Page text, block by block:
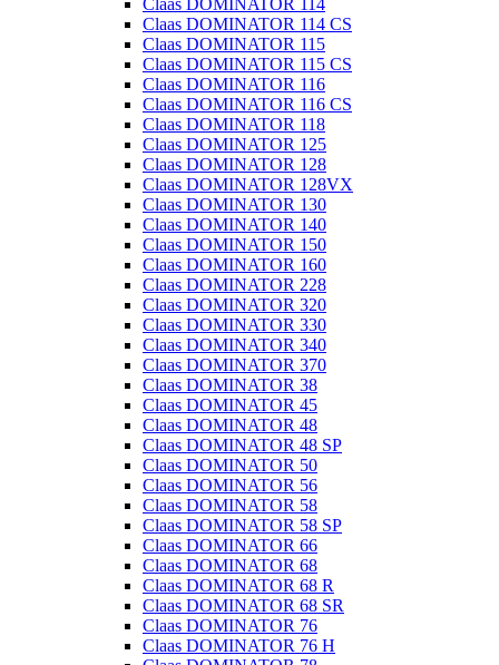
Claas DOMINATOR 114
Claas DOMINATOR 114 CS
Claas DOMINATOR 115
Claas DOMINATOR 115 CS
Claas DOMINATOR 116
Claas DOMINATOR 116 CS
Claas DOMINATOR 118
Claas DOMINATOR 125
Claas DOMINATOR 128
Claas DOMINATOR 128VX
Claas DOMINATOR 130
Claas DOMINATOR 140
Claas DOMINATOR 150
Claas DOMINATOR 160
Claas DOMINATOR 228
Claas DOMINATOR 320
Claas DOMINATOR 330
Claas DOMINATOR 340
Claas DOMINATOR 370
Claas DOMINATOR 38
Claas DOMINATOR 45
Claas DOMINATOR 48
Claas DOMINATOR 48 SP
Claas DOMINATOR 50
Claas DOMINATOR 56
Claas DOMINATOR 58
Claas DOMINATOR 58 SP
Claas DOMINATOR 66
Claas DOMINATOR 68
Claas DOMINATOR 68 R
Claas DOMINATOR 68 SR
Claas DOMINATOR 76
Claas DOMINATOR 76 H